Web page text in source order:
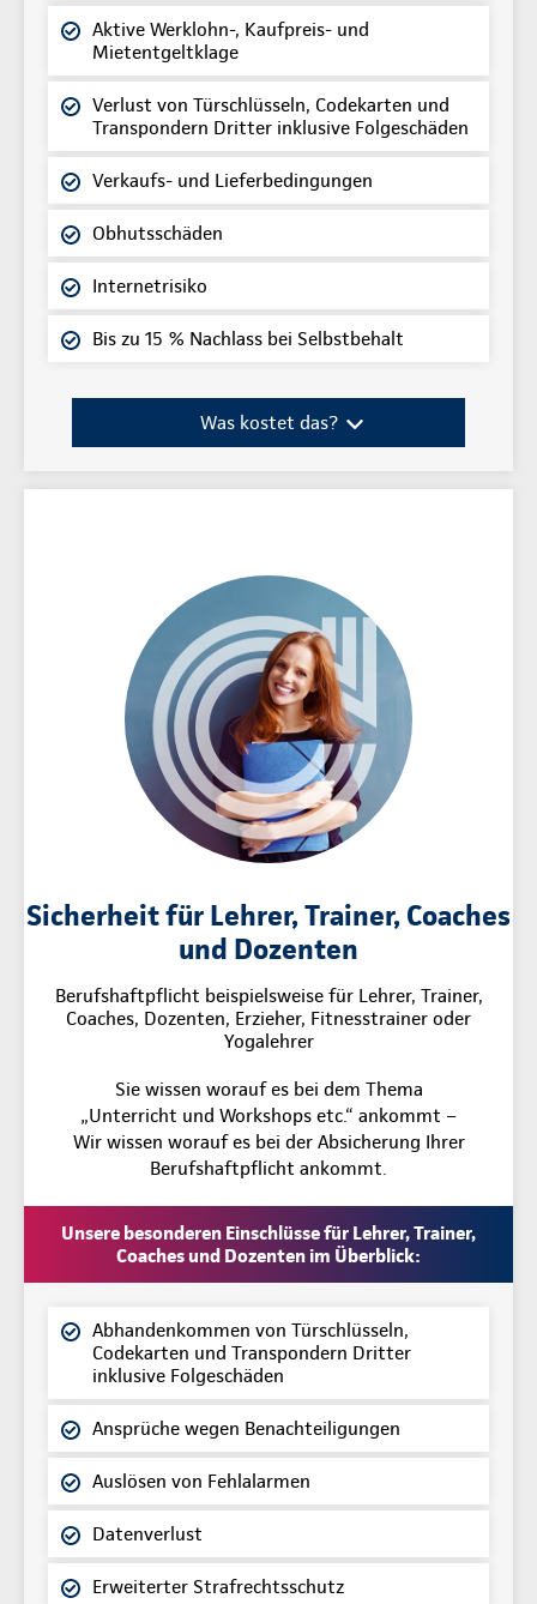
Aktive Werklohn-, Kaufpreis- und
Mietentgeltklage
Verlust von Türschlüsseln, Codekarten und
Transpondern Dritter inklusive Folgeschäden
Verkaufs- und Lieferbedingungen
Obhutsschäden
Internetrisiko
Bis zu 15 % Nachlass bei Selbstbehalt
Was kostet das?
Sicherheit für Lehrer, Trainer, Coaches
und Dozenten
Berufshaftpflicht beispielsweise für Lehrer, Trainer,
Coaches, Dozenten, Erzieher, Fitnesstrainer oder
Yogalehrer
Sie wissen worauf es bei dem Thema
„Unterricht und Workshops etc.“ ankommt –
Wir wissen worauf es bei der Absicherung Ihrer
Berufshaftpflicht ankommt.
Unsere besonderen Einschlüsse für Lehrer, Trainer,
Coaches und Dozenten im Überblick:
Abhandenkommen von Türschlüsseln,
Codekarten und Transpondern Dritter
inklusive Folgeschäden
Ansprüche wegen Benachteiligungen
Auslösen von Fehlalarmen
Datenverlust
Erweiterter Strafrechtsschutz